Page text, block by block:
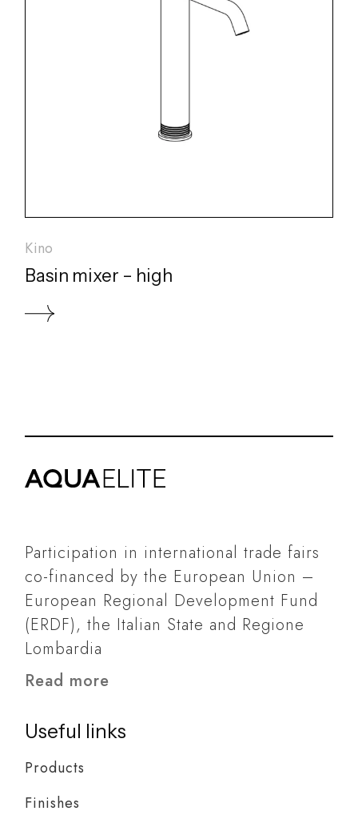
Kino
Basin mixer – high
Participation in international trade fairs
co-financed by the European Union –
European Regional Development Fund
(ERDF), the Italian State and Regione
Lombardia
Read more
Useful links
Products
Finishes